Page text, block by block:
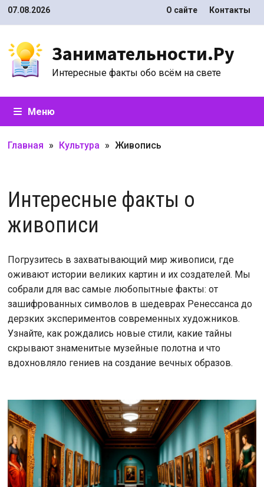
Перейти
07.08.2026 О сайте Контакты
Занимательности.Ру
Интересные факты обо всём на свете
Меню
Главная » Культура » Живопись
Интересные факты о
живописи
Погрузитесь в захватывающий мир живописи, где
оживают истории великих картин и их создателей. Мы
собрали для вас самые любопытные факты: от
зашифрованных символов в шедеврах Ренессанса до
дерзких экспериментов современных художников.
Узнайте, как рождались новые стили, какие тайны
скрывают знаменитые музейные полотна и что
вдохновляло гениев на создание вечных образов.